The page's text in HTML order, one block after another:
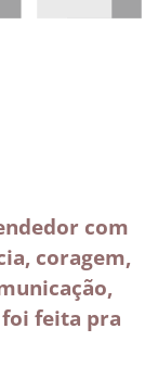
com
coragem,
feita pra